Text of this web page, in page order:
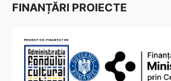
FINANȚĂRI PROIECTE